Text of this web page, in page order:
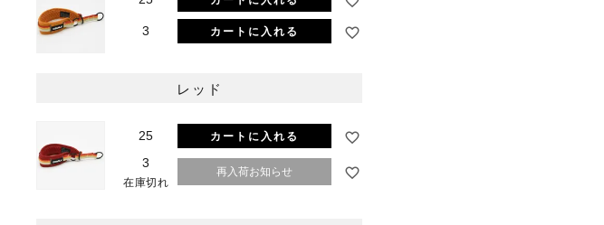
オレンジ
3 カートに入れる
レッド
25 カートに入れる
3
在庫切れ
再入荷お知らせ